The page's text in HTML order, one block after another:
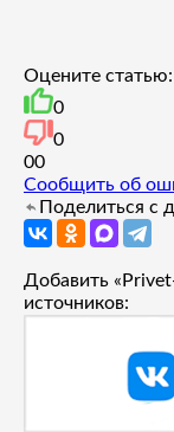
Оцените статью:
0
0
00
Сообщить об
Поделиться с
Добавить
источников: